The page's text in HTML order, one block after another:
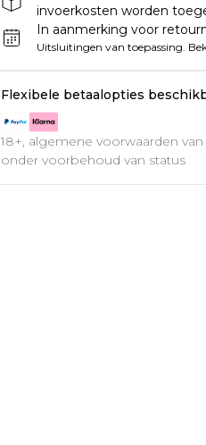
invoerkosten worden
In aanmerking voor
Uitsluitingen van toepassing.
Flexibele betaalopties
18+, algemene voorwaarden
onder voorbehoud van status